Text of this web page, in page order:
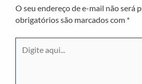
O seu endereço de e-mail não será
obrigatórios são marcados com *
aqui...